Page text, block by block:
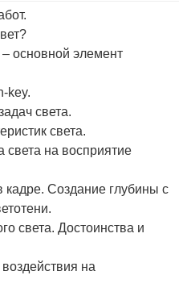
основной элемент
key.
света.
света.
света на восприятие
кадре. Создание глубины с
света. Достоинства и
на